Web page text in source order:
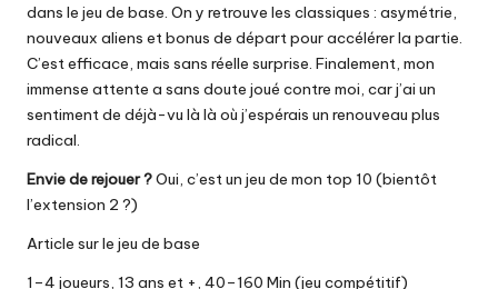
dans le jeu de base. On y retrouve les classiques : asymétrie,
nouveaux aliens et bonus de départ pour accélérer la partie.
C’est efficace, mais sans réelle surprise. Finalement, mon
immense attente a sans doute joué contre moi, car j’ai un
sentiment de déjà-vu là là où j’espérais un renouveau plus
radical.
Envie de rejouer ?Oui, c’est un jeu de mon top 10 (bientôt
l’extension 2 ?)
Article sur le jeu de base
1–4 joueurs, 13 ans et +, 40–160 Min (jeu compétitif)